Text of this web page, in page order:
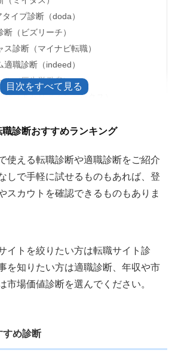
イプ診断（doda）
（ビズリーチ）
診断（マイナビ転職）
職診断（indeed）
ル（厚生労働省）
断（キャリアインデックス）
人ボックス）
な選び方
1つに絞ってから選ぶ
か、求人提案まで進めるかを決める
場合の注意点
だけで判断しない
うかは診断だけで決めない
診断おすすめランキング
使える転職診断や適職診断をご紹介
しで手軽に試せるものもあれば、登
スカウトを確認できるものもありま
イトを絞りたい方は転職サイト診
を知りたい方は適職診断、年収や市
市場価値診断を選んでください。
すめ診断